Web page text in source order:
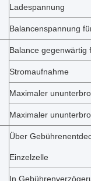
Ladespannung
Balancenspannung
Balance gegenwärtig
Stromaufnahme
Maximaler
Maximaler
Über
Einzelzelle
In